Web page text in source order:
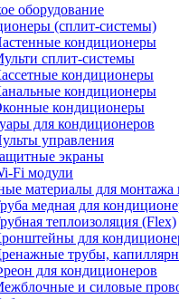
оборудование
(сплит-системы)
кондиционеры
сплит-системы
кондиционеры
кондиционеры
кондиционеры
для кондиционеров
управления
экраны
Fi модули
материалы для монтажа
медная для
теплоизоляция (Flex)
для
трубы,
для кондиционеров
и силовые